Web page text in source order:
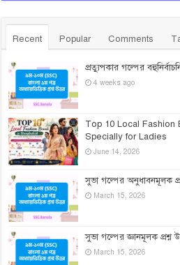
Recent Popular Comments
প্রত্যুপকার গল্পের
4 weeks ago
Top 10 Local Fashion
Specially for Ladies
June 14, 2026
সুভা গল্পের অনুধাবনমূলক
March 15, 2026
সুভা গল্পের জ্ঞানমূলক প্রশ্ন
March 15, 2026